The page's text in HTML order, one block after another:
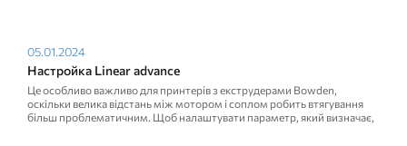
Настройка Linear advance
05.01.2024
Це особливо важливо для принтерів з екструдерами Bowden,
оскільки велика відстань між мотором і соплом робить втягування
більш проблематичним. Щоб налаштувати параметр, який визначає,